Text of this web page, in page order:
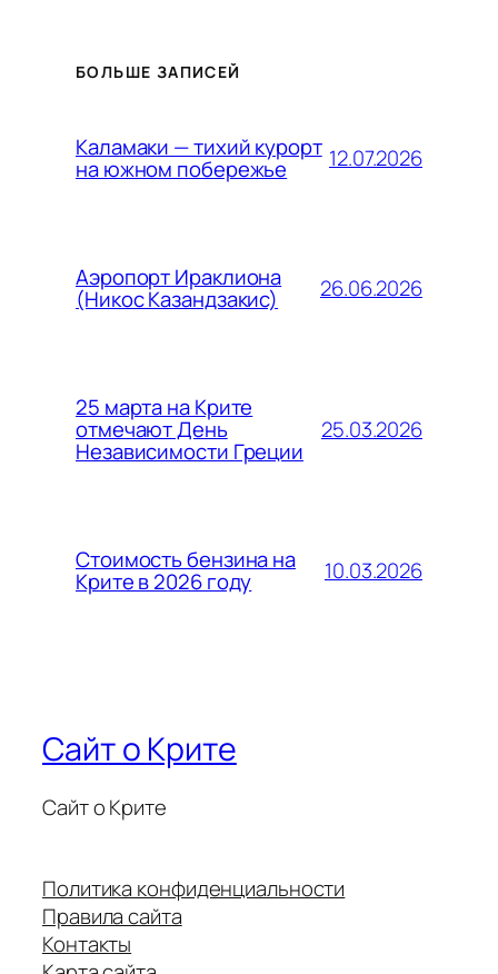
БОЛЬШЕ ЗАПИСЕЙ
Каламаки — тихий курорт
на южном побережье 12.07.2026
Аэропорт Ираклиона
(Никос Казандзакис) 26.06.2026
25 марта на Крите
отмечают День
Независимости Греции
25.03.2026
Стоимость бензина на
Крите в 2026 году 10.03.2026
Сайт о Крите
Сайт о Крите
Политика конфиденциальности
Правила сайта
Контакты